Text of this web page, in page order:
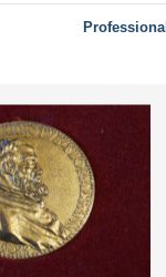
Professional